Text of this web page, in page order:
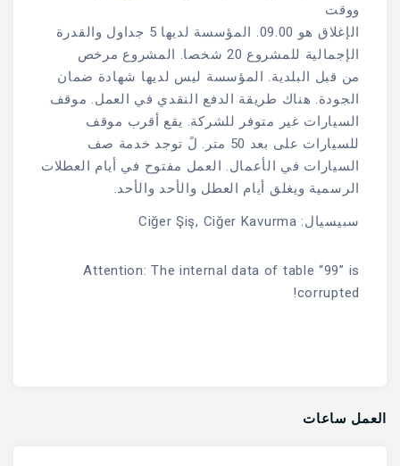
ووقت
الإغلاق هو 09.00. المؤسسة لديها 5 جداول والقدرة
الإجمالية للمشروع 20 شخصا. المشروع مرخص
من قبل البلدية. المؤسسة ليس لديها شهادة ضمان
الجودة. هناك طريقة الدفع النقدي في العمل. موقف
السيارات غير متوفر للشركة. يقع أقرب موقف
للسيارات على بعد 50 متر. لً توجد خدمة صف
السيارات في الأعمال. العمل مفتوح في أيام العطلات
الرسمية ويغلق أيام العطل والأحد والأحد.
سبيسيال: Ciğer Şiş, Ciğer Kavurma
Attention: The internal data of table “99” is
corrupted!
العمل ساعات